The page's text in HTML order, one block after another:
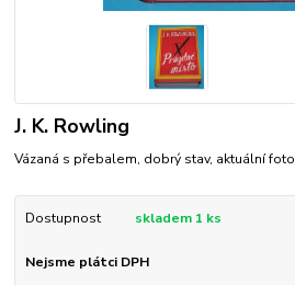
J. K. Rowling
Vázaná s přebalem, dobrý stav, aktuální foto
Dostupnost skladem 1 ks
Nejsme plátci DPH